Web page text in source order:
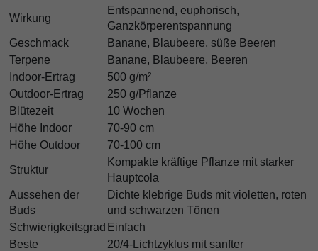
Wirkung
Entspannend, euphorisch,
Ganzkörperentspannung
Geschmack
Banane, Blaubeere, süße Beeren
Terpene
Banane, Blaubeere, Beeren
Indoor-Ertrag
500 g/m²
Outdoor-Ertrag
250 g/Pflanze
Blütezeit
10 Wochen
Höhe Indoor
70-90 cm
Höhe Outdoor
70-100 cm
Struktur
Kompakte kräftige Pflanze mit starker
Hauptcola
Aussehen der
Buds
Dichte klebrige Buds mit violetten, roten
und schwarzen Tönen
Schwierigkeitsgrad Einfach
Beste
20/4-Lichtzyklus mit sanfter